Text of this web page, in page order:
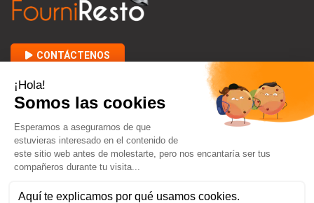
CONTÁCTENOS
ACERCA DE FOURNIRESTO 
ENTRE USTED Y NOSOTROS